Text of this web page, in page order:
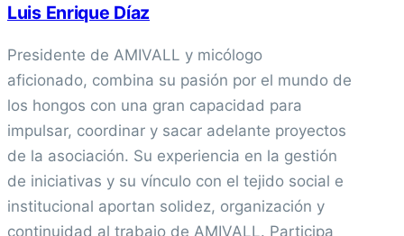
Luis Enrique Díaz
Presidente de AMIVALL y micólogo
aficionado, combina su pasión por el mundo de
los hongos con una gran capacidad para
impulsar, coordinar y sacar adelante proyectos
de la asociación. Su experiencia en la gestión
de iniciativas y su vínculo con el tejido social e
institucional aportan solidez, organización y
continuidad al trabajo de AMIVALL. Participa